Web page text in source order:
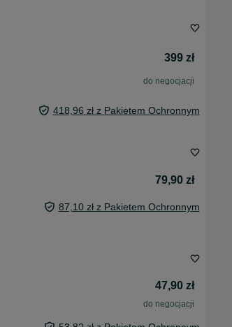
399 zł
do negocjacji
418,96 zł z Pakietem Ochronnym
79,90 zł
87,10 zł z Pakietem Ochronnym
47,90 zł
do negocjacji